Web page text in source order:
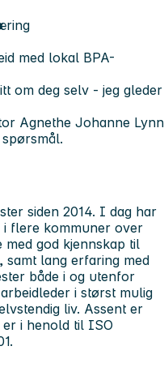
med lokal BPA-
om deg selv - jeg gleder
Agnethe Johanne Lynn
siden 2014. I dag har
i flere kommuner over
med god kjennskap til
samt lang erfaring med
både i og utenfor
i størst mulig
liv. Assent er
er i henold til ISO